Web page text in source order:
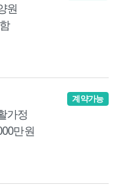
원
가정
만원
계약가능